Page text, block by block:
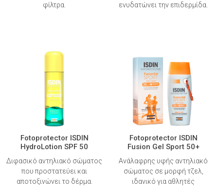
φίλτρα.
ενυδατώνει την επιδερμίδα.
Fotoprotector ISDIN
HydroLotion SPF 50
Διφασικό αντηλιακό σώματος
που προστατεύει και
αποτοξινώνει το δέρμα.
Fotoprotector ISDIN
Fusion Gel Sport 50+
Ανάλαφρης υφής αντηλιακό
σώματος σε μορφή τζελ,
ιδανικό για αθλητές